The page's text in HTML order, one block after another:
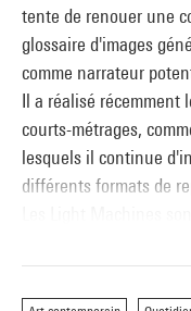
tente de renouer une
glossaire d'images
comme narrateur
Il a réalisé récemment
courts-métrages,
lesquels il continue
différents formats de
Les Light Machines
information, à la
l'intermédiaire des